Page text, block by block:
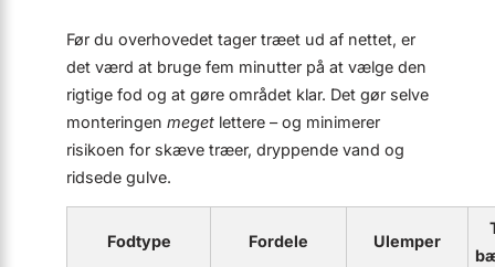
Før du overhovedet tager træet ud af nettet, er
det værd at bruge fem minutter på at vælge den
rigtige fod og at gøre området klar. Det gør selve
monteringen meget lettere – og minimerer
risikoen for skæve træer, dryppende vand og
ridsede gulve.
Fodtype Fordele Ulemper